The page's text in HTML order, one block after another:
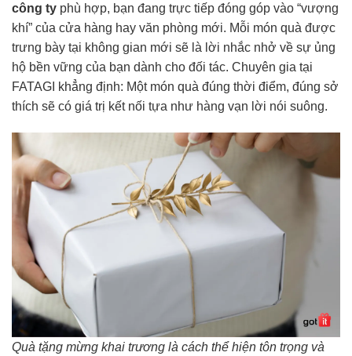
công ty phù hợp, bạn đang trực tiếp đóng góp vào “vượng
khí” của cửa hàng hay văn phòng mới. Mỗi món quà được
trưng bày tại không gian mới sẽ là lời nhắc nhở về sự ủng
hộ bền vững của bạn dành cho đối tác. Chuyên gia tại
FATAGI khẳng định: Một món quà đúng thời điểm, đúng sở
thích sẽ có giá trị kết nối tựa như hàng vạn lời nói suông.
Quà tặng mừng khai trương là cách thể hiện tôn trọng và